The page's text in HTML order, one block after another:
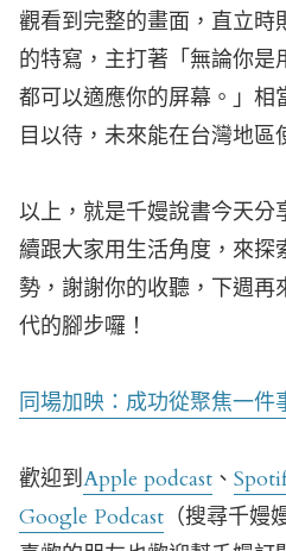
觀看到完整的畫面，直立時
的特寫，主打著「無論你
都可以適應你的屏幕。」相
目以待，未來能在台灣地區
以上，就是千嫚說書今天分
續跟大家用生活角度，來探
勢，謝謝你的收聽，下週
代的腳步囉！
同場加映：成功從聚焦一件
歡迎到Apple podcast 、
Google Podcast （搜尋千嫚